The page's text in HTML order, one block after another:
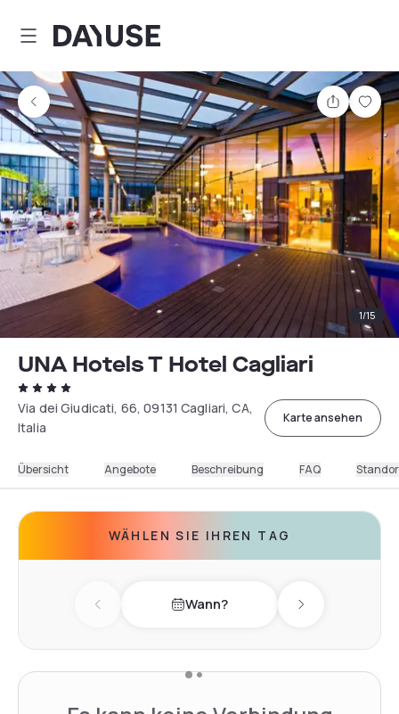
Dayuse
Teilen
1/15
UNA Hotels T Hotel Cagliari
Via dei Giudicati, 66, 09131 Cagliari, CA,
Italia
Karte ansehen
Übersicht Angebote Beschreibung FAQ
WÄHLEN SIE IHREN TAG
Previous day Wann? Next day